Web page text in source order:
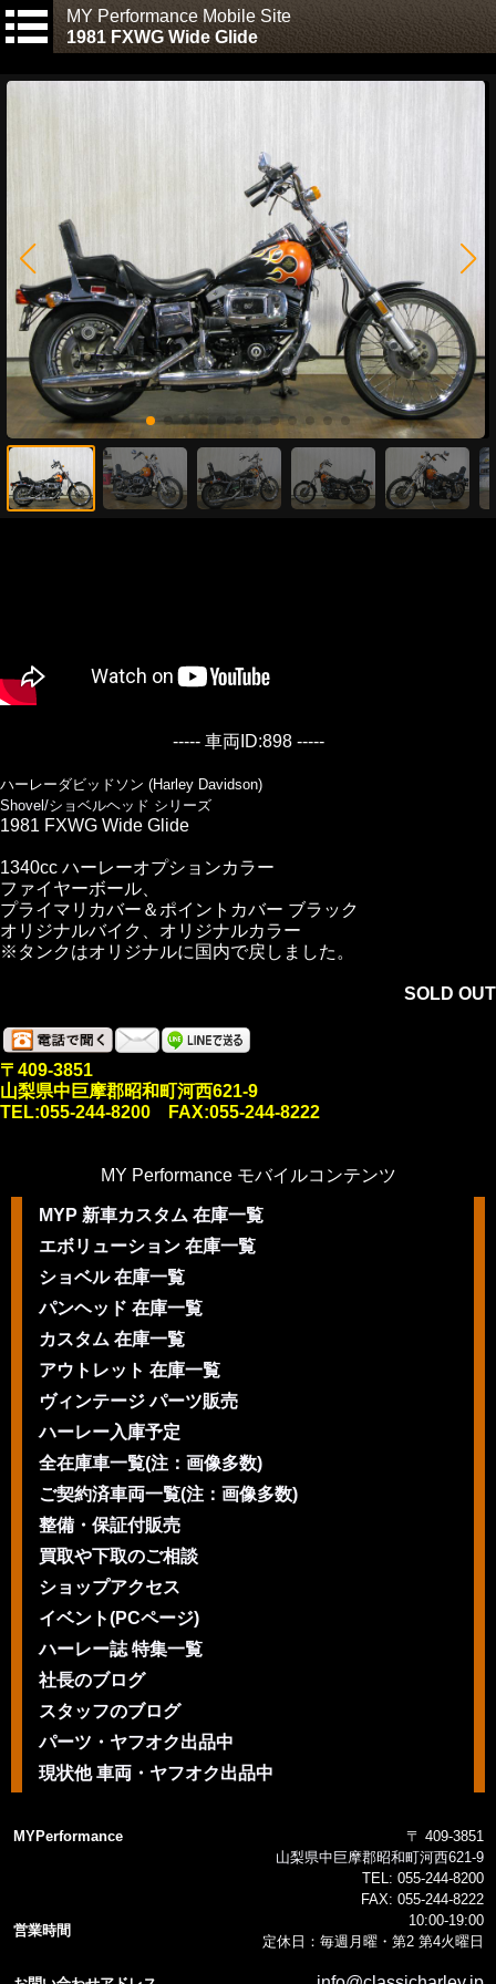
MY Performance Mobile Site
1981 FXWG Wide Glide
----- 車両ID:898 -----
ハーレーダビッドソン (Harley Davidson)
Shovel/ショベルヘッド シリーズ
1981 FXWG Wide Glide
1340cc ハーレーオプションカラー
ファイヤーボール、
プライマリカバー＆ポイントカバー ブラック
オリジナルバイク、オリジナルカラー
※タンクはオリジナルに国内で戻しました。
SOLD OUT
〒409-3851
山梨県中巨摩郡昭和町河西621-9
TEL:055-244-8200 FAX:055-244-8222
MY Performance モバイルコンテンツ
MYP 新車カスタム 在庫一覧
エボリューション 在庫一覧
ショベル 在庫一覧
パンヘッド 在庫一覧
カスタム 在庫一覧
アウトレット 在庫一覧
ヴィンテージ パーツ販売
ハーレー入庫予定
全在庫車一覧(注：画像多数)
ご契約済車両一覧(注：画像多数)
整備・保証付販売
買取や下取のご相談
ショップアクセス
イベント(PCページ)
ハーレー誌 特集一覧
社長のブログ
スタッフのブログ
パーツ・ヤフオク出品中
現状他 車両・ヤフオク出品中
MYPerformance
〒 409-3851
山梨県中巨摩郡昭和町河西621-9
TEL: 055-244-8200
FAX: 055-244-8222
営業時間
10:00-19:00
定休日：毎週月曜・第2 第4火曜日